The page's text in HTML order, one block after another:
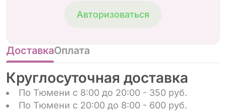
Авторизоваться
ДоставкаОплата
Круглосуточная доставка
По Тюмени с 8:00 до 20:00 - 350 руб.
По Тюмени с 20:00 до 8:00 - 600 руб.